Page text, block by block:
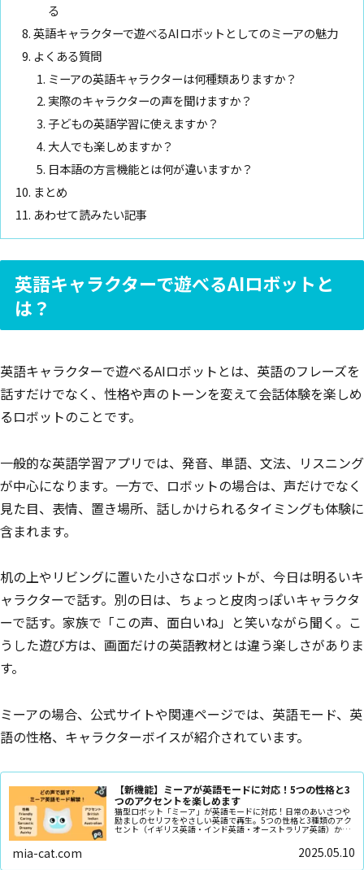
る
英語キャラクターで遊べるAIロボットとしてのミーアの魅力
よくある質問
ミーアの英語キャラクターは何種類ありますか？
実際のキャラクターの声を聞けますか？
子どもの英語学習に使えますか？
大人でも楽しめますか？
日本語の方言機能とは何が違いますか？
まとめ
あわせて読みたい記事
英語キャラクターで遊べるAIロボットと
は？
英語キャラクターで遊べるAIロボットとは、英語のフレーズを
話すだけでなく、性格や声のトーンを変えて会話体験を楽しめ
るロボットのことです。
一般的な英語学習アプリでは、発音、単語、文法、リスニング
が中心になります。一方で、ロボットの場合は、声だけでなく
見た目、表情、置き場所、話しかけられるタイミングも体験に
含まれます。
机の上やリビングに置いた小さなロボットが、今日は明るいキ
ャラクターで話す。別の日は、ちょっと皮肉っぽいキャラクタ
ーで話す。家族で「この声、面白いね」と笑いながら聞く。こ
うした遊び方は、画面だけの英語教材とは違う楽しさがありま
す。
ミーアの場合、公式サイトや関連ページでは、英語モード、英
語の性格、キャラクターボイスが紹介されています。
【新機能】ミーアが英語モードに対応！5つの性格と3
つのアクセントを楽しめます
猫型ロボット「ミーア」が英語モードに対応！日常のあいさつや
励ましのセリフをやさしい英語で再生。5つの性格と3種類のアク
セント（イギリス英語・インド英語・オーストラリア英語）から
選び、録音済み英語フレーズをランダム再生できます
mia-cat.com 2025.05.10